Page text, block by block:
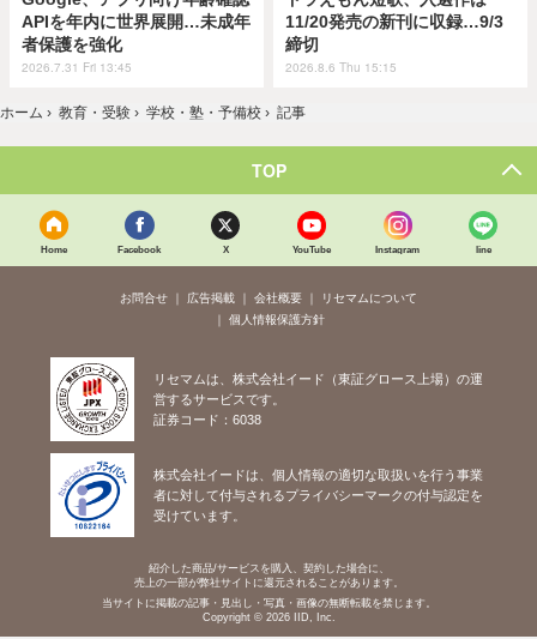
APIを年内に世界展開…未成年
者保護を強化
2026.7.31 Fri 13:45
11/20発売の新刊に収録…9/3
締切
2026.8.6 Thu 15:15
ホーム › 教育・受験 › 学校・塾・予備校 › 記事
TOP
Home Facebook X YouTube Instagram line
お問合せ 広告掲載 会社概要
リセマムについて
個人情報保護方針
リセマムは、株式会社イード（東証グロース上場）の運
営するサービスです。
証券コード：6038
株式会社イードは、個人情報の適切な取扱いを行う事業
者に対して付与されるプライバシーマークの付与認定を
受けています。
紹介した商品/サービスを購入、契約した場合に、
売上の一部が弊社サイトに還元されることがあります。
当サイトに掲載の記事・見出し・写真・画像の無断転載を禁じます。
Copyright © 2026 IID, Inc.